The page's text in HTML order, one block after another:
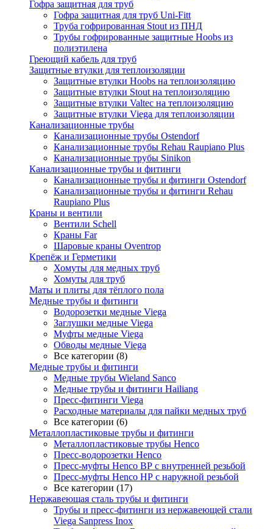
Гофра защитная для труб
Гофра защитная для труб Uni-Fitt
Труба гофрированная Stout из ПНД
Трубы гофрированные защитные Hoobs из
полиэтилена
Греющий кабель для труб
Защитные втулки для теплоизоляции
Защитные втулки Hoobs на теплоизоляцию
Защитные втулки Stout на теплоизоляцию
Защитные втулки Valtec на теплоизоляцию
Защитные втулки Viega для теплоизоляции
Канализационные трубы
Канализационные трубы Ostendorf
Канализационные трубы Rehau Raupiano Plus
Канализационные трубы Sinikon
Канализационные трубы и фитинги
Канализационные трубы и фитинги Ostendorf
Канализационные трубы и фитинги Rehau
Raupiano Plus
Краны и вентили
Вентили Schell
Краны Far
Шаровые краны Oventrop
Крепёж и Герметики
Хомуты для медных труб
Хомуты для труб
Маты и плиты для тёплого пола
Медные трубы и фитинги
Водорозетки медные Viega
Заглушки медные Viega
Муфты медные Viega
Обводы медные Viega
Все категории (8)
Медные трубы и фитинги
Медные трубы Wieland Sanco
Медные трубы и фитинги Hailiang
Пресс-фитинги Viega
Расходные материалы для пайки медных труб
Все категории (6)
Металлопластиковые трубы и фитинги
Металлопластиковые трубы Henco
Пресс-водорозетки Henco
Пресс-муфты Henco ВР с внутренней резьбой
Пресс-муфты Henco НР с наружной резьбой
Все категории (17)
Нержавеющая сталь трубы и фитинги
Трубы и пресс-фитинги из нержавеющей стали
Viega Sanpress Inox